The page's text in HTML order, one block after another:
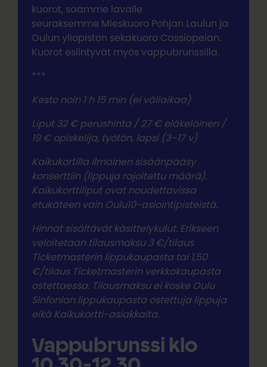
kuorot, saamme lavalle
seuraksemme Mieskuoro Pohjan Laulun ja
Oulun yliopiston sekakuoro Cassiopeian.
Kuorot esiintyvät myös vappubrunssilla.
***
Kesto noin 1 h 15 min (ei väliaikaa)
Liput 32 € perushinta / 27 € eläkeläinen /
19 € opiskelija, työtön, lapsi (3–17 v)
Kaikukortilla ilmainen sisäänpääsy
konserttiin (lippuja rajoitettu määrä).
Kaikukorttiliput ovat noudettavissa
etukäteen vain Oulu10-asiointipisteistä.
Hinnat sisältävät käsittelykulut. Erikseen
veloitetaan tilausmaksu 3 €/tilaus
Ticketmasterin lippukaupasta tai 1,50
€/tilaus Ticketmasterin verkkokaupasta
ostettaessa. Tilausmaksu ei koske Oulu
Sinfonian lippukaupasta ostettuja lippuja
eikä Kaikukortti-asiakkaita.
Vappubrunssi klo